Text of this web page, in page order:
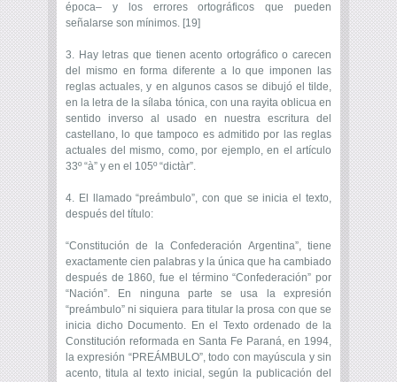
época– y los errores ortográficos que pueden
señalarse son mínimos. [19]
3. Hay letras que tienen acento ortográfico o carecen
del mismo en forma diferente a lo que imponen las
reglas actuales, y en algunos casos se dibujó el tilde,
en la letra de la sílaba tónica, con una rayita oblicua en
sentido inverso al usado en nuestra escritura del
castellano, lo que tampoco es admitido por las reglas
actuales del mismo, como, por ejemplo, en el artículo
33º “à” y en el 105º “dictàr”.
4. El llamado “preámbulo”, con que se inicia el texto,
después del título:
“Constitución de la Confederación Argentina”, tiene
exactamente cien palabras y la única que ha cambiado
después de 1860, fue el término “Confederación” por
“Nación”. En ninguna parte se usa la expresión
“preámbulo” ni siquiera para titular la prosa con que se
inicia dicho Documento. En el Texto ordenado de la
Constitución reformada en Santa Fe Paraná, en 1994,
la expresión “PREÁMBULO”, todo con mayúscula y sin
acento, titula al texto inicial, según la publicación del